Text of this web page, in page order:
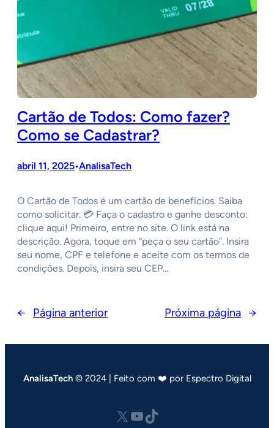
Cartão de Todos: Como fazer?
Como se Cadastrar?
abril 11, 2025•AnalisaTech
O Cartão de Todos é um cartão de benefícios. Saiba
como solicitar. 💳 Faça o cadastro e ganhe desconto:
clique aqui! Primeiro, entre no site. O link está na
descrição. Agora, toque em “peça o seu cartão”. Insira
seu nome, CPF e telefone e aceite com os termos de
condições. Depois, insira seu CEP…
← Página anterior Próxima página →
AnalisaTech © 2024 | Feito com ❤️ por Espectro Digital
X Youtube tiktok.com/@analisatech